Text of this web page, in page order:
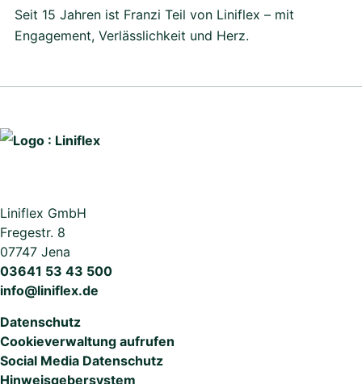
Seit 15 Jahren ist Franzi Teil von Liniflex – mit
Engagement, Verlässlichkeit und Herz.
Liniflex GmbH
Fregestr. 8
07747 Jena
03641 53 43 500
info@liniflex.de
Datenschutz
Cookieverwaltung aufrufen
Social Media Datenschutz
Hinweisgebersystem